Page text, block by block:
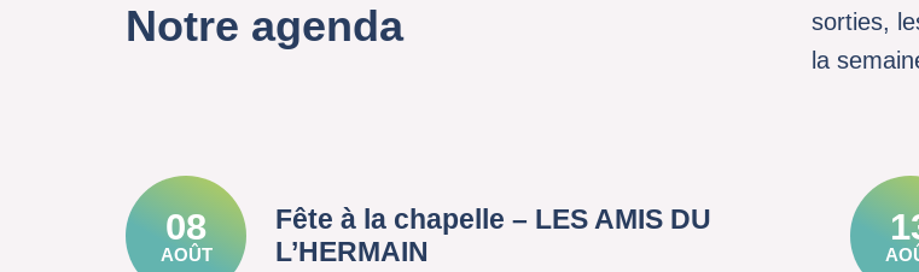
Notre agenda
sorties,
la
08
AOÛT
Fête à la chapelle – LES AMIS DU
L’HERMAIN